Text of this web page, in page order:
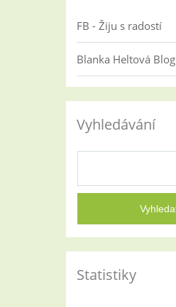
FB - Žiju s radostí
Blanka Heltová Blog
Vyhledávání
Statistiky